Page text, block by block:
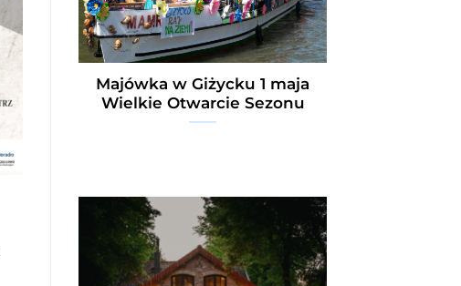
Majówka w Giżycku 1 maja
Wielkie Otwarcie Sezonu